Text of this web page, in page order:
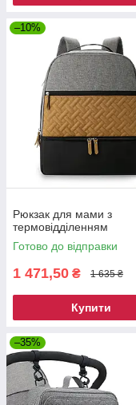
–10%
Рюкзак для мами з
термовідділенням
Готово до відправки
1 471,50 ₴ 1 635 ₴
Купити
–35%